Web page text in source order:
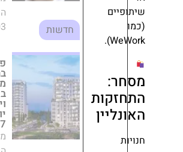
חדשות
ויוסי אברהמי
יוצאות לדרך עם
157 יח"ד
מערכת זירת
הנדל״ן
15.11
מסתמן שיא
חדש: המרלו"גים
ממשיכים להוביל